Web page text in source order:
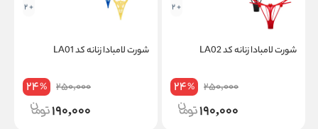
+ 2
شورت لامبادا زنانه کد LA02
250,000
24%
190,000
+ 2
شورت لامبادا زنانه کد LA01
250,000
24%
190,000